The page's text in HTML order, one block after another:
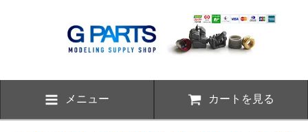
メニュー カートを見る